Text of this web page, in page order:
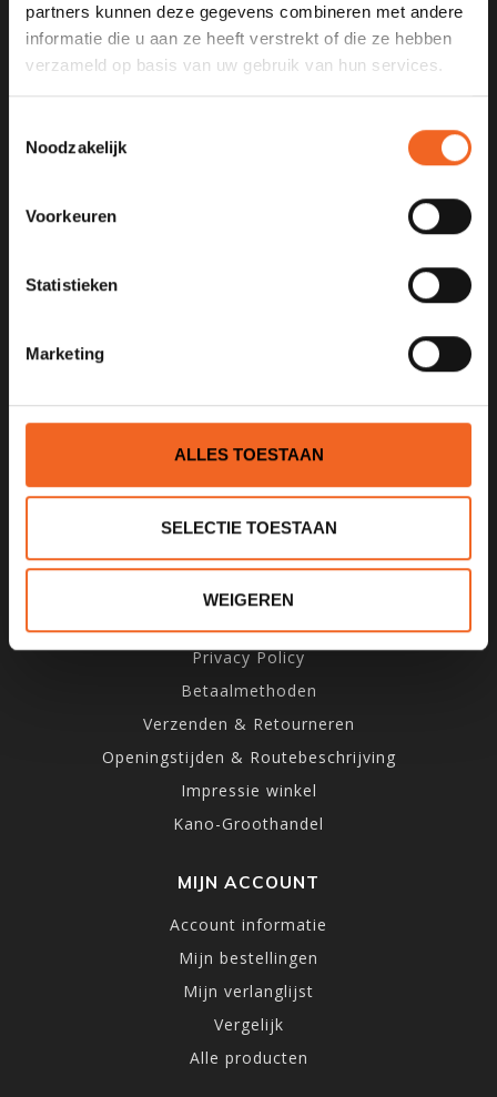
partners kunnen deze gegevens combineren met andere
informatie die u aan ze heeft verstrekt of die ze hebben
verzameld op basis van uw gebruik van hun services.
Noodzakelijk
Voorkeuren
Statistieken
Marketing
ALLES TOESTAAN
SELECTIE TOESTAAN
WEIGEREN
SCHRIJF JE IN VOOR ONZE
NIEUWSBRIEF
Over ons
Privacy Policy
Betaalmethoden
Verzenden & Retourneren
Openingstijden & Routebeschrijving
Impressie winkel
Kano-Groothandel
MIJN ACCOUNT
Account informatie
Mijn bestellingen
Mijn verlanglijst
Vergelijk
Alle producten